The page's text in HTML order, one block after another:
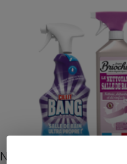
Nettoyants anticalcaire